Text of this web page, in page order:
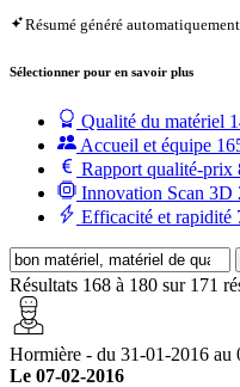
Résumé généré
Sélectionner pour en savoir plus
Qualité du matériel
Accueil et équipe
Rapport qualité-prix
Innovation Scan 3D
Efficacité et rapidité
Résultats 168 à 180 sur 171
Hormière - du 31-01-2016 au
Le 07-02-2016